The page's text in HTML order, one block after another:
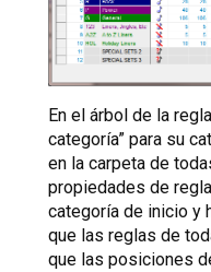
En el árbol de la
categoría” para su
en la carpeta de
propiedades de
categoría de inicio y
que las reglas de
que las posiciones